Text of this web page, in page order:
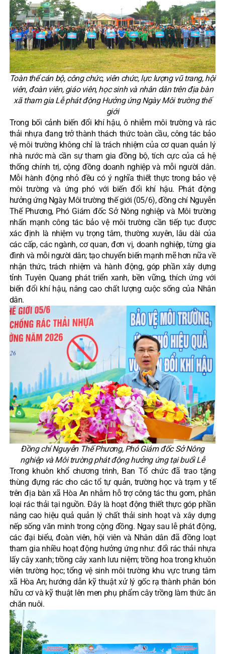
Toàn thể cán bộ, công chức, viên chức, lực lượng vũ trang, hội
viên, đoàn viên, giáo viên, học sinh và nhân dân trên địa bàn
xã tham gia Lễ phát động Hưởng ứng Ngày Môi trường thế
giới
Trong bối cảnh biến đổi khí hậu, ô nhiễm môi trường và rác
thải nhựa đang trở thành thách thức toàn cầu, công tác bảo
vệ môi trường không chỉ là trách nhiệm của cơ quan quản lý
nhà nước mà cần sự tham gia đồng bộ, tích cực của cả hệ
thống chính trị, cộng đồng doanh nghiệp và mỗi người dân.
Mỗi hành động nhỏ đều có ý nghĩa thiết thực trong bảo vệ
môi trường và ứng phó với biến đổi khí hậu. Phát động
hưởng ứng Ngày Môi trường thế giới (05/6), đồng chí Nguyễn
Thế Phương, Phó Giám đốc Sở Nông nghiệp và Môi trường
nhấn mạnh công tác bảo vệ môi trường cần tiếp tục được
xác định là nhiệm vụ trọng tâm, thường xuyên, lâu dài của
các cấp, các ngành, cơ quan, đơn vị, doanh nghiệp, từng gia
đình và mỗi người dân; tạo chuyển biến mạnh mẽ hơn nữa về
nhận thức, trách nhiệm và hành động, góp phần xây dựng
tỉnh Tuyên Quang phát triển xanh, bền vững, thích ứng với
biến đổi khí hậu, nâng cao chất lượng cuộc sống của Nhân
dân.
Đồng chí Nguyễn Thế Phương, Phó Giám đốc Sở Nông
nghiệp và Môi trường phát động hưởng ứng tại buổi Lễ
Trong khuôn khổ chương trình, Ban Tổ chức đã trao tặng
thùng đựng rác cho các tổ tự quản, trường học và trạm y tế
trên địa bàn xã Hòa An nhằm hỗ trợ công tác thu gom, phân
loại rác thải tại nguồn. Đây là hoạt động thiết thực góp phần
nâng cao hiệu quả quản lý chất thải sinh hoạt và xây dựng
nếp sống văn minh trong cộng đồng. Ngay sau lễ phát động,
các đại biểu, đoàn viên, hội viên và Nhân dân đã đồng loạt
tham gia nhiều hoạt động hưởng ứng như: đổi rác thải nhựa
lấy cây xanh; trồng cây xanh lưu niệm; trồng hoa trong khuôn
viên trường học; tổng vệ sinh môi trường khu vực trung tâm
xã Hòa An; hướng dẫn kỹ thuật xử lý gốc rạ thành phân bón
hữu cơ và kỹ thuật lên men phụ phẩm cây trồng làm thức ăn
chăn nuôi.